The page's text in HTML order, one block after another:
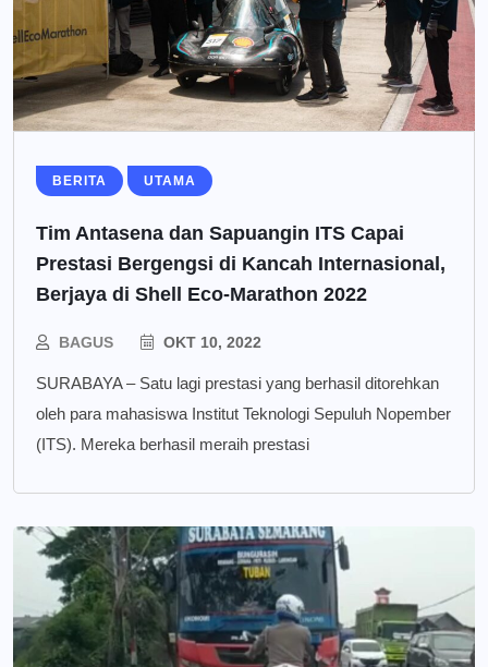
BERITA UTAMA
Tim Antasena dan Sapuangin ITS Capai
Prestasi Bergengsi di Kancah Internasional,
Berjaya di Shell Eco-Marathon 2022
BAGUS OKT 10, 2022
SURABAYA – Satu lagi prestasi yang berhasil ditorehkan
oleh para mahasiswa Institut Teknologi Sepuluh Nopember
(ITS). Mereka berhasil meraih prestasi